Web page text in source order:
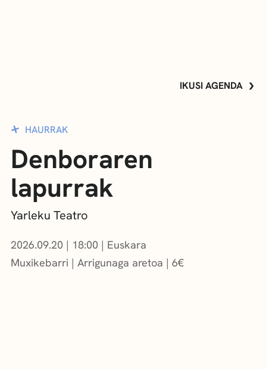
IKUSI AGENDA
HAURRAK
Denboraren
lapurrak
Yarleku Teatro
2026.09.20 | 18:00
Euskara
Muxikebarri |Arrigunaga aretoa 6€